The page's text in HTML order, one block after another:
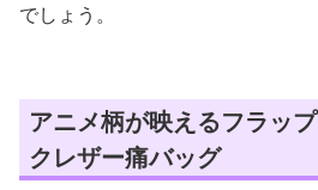
でしょう。
アニメ柄が映えるフラッ
クレザー痛バッグ